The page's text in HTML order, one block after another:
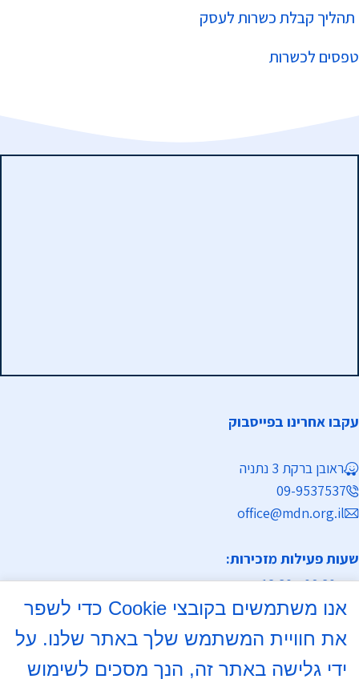
תהליך קבלת כשרות לעסק
טפסים לכשרות
עקבו אחרינו בפייסבוק
ראובן ברקת 3 נתניה
09-9537537
office@mdn.org.il
שעות פעילות מזכירות:
א-ה 08:30 - 12:30
א, ד 16:00- 18:00
אנו משתמשים בקובצי Cookie כדי לשפר
את חוויית המשתמש שלך באתר שלנו. על
ידי גלישה באתר זה, הנך מסכים לשימוש